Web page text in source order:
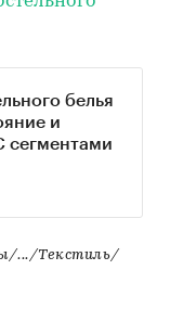
белья
и
сегментами
.../Текстиль/